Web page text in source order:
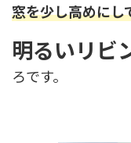
窓を少し高めにし
明るいリビ
ろです。